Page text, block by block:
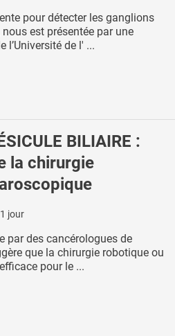
pour détecter les ganglions
est présentée par une
l’Université de l' ...
BILIAIRE :
la chirurgie
jour
par des cancérologues de
que la chirurgie robotique ou
pour le ...